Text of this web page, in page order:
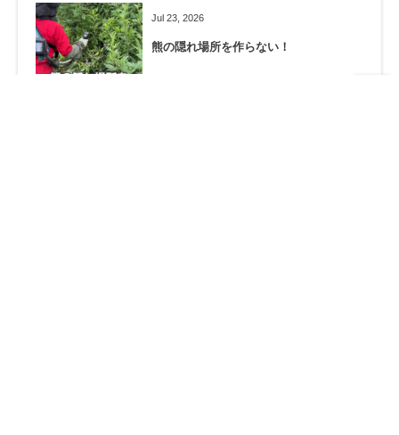
Jul 23, 2026
熊の隠れ場所を作らない！